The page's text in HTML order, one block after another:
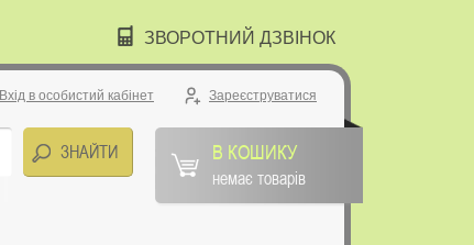
ЗВОРОТНИЙ ДЗВІНОК
Вхід в особистий кабінет Зареєструватися
В КОШИКУ
немає товарів